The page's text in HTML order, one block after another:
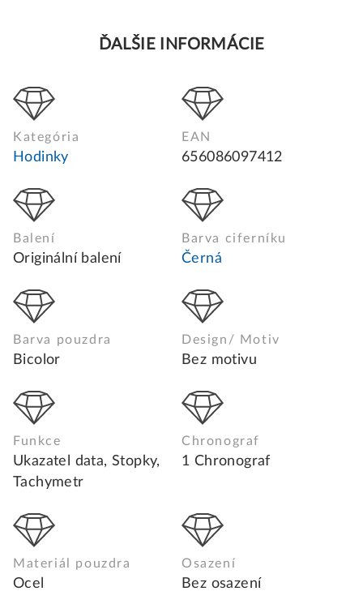
ĎALŠIE INFORMÁCIE
Kategória
Hodinky
EAN
656086097412
Balení
Originální balení
Barva ciferníku
Černá
Barva pouzdra
Bicolor
Design/ Motiv
Bez motivu
Funkce
Ukazatel data, Stopky,
Tachymetr
Chronograf
1 Chronograf
Materiál pouzdra
Ocel
Osazení
Bez osazení